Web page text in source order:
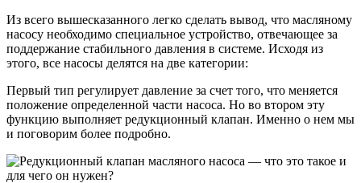
Из всего вышесказанного легко сделать вывод, что масляному
насосу необходимо специальное устройство, отвечающее за
поддержание стабильного давления в системе. Исходя из
этого, все насосы делятся на две категории:
Первый тип регулирует давление за счет того, что меняется
положение определенной части насоса. Но во втором эту
функцию выполняет редукционный клапан. Именно о нем мы
и поговорим более подробно.